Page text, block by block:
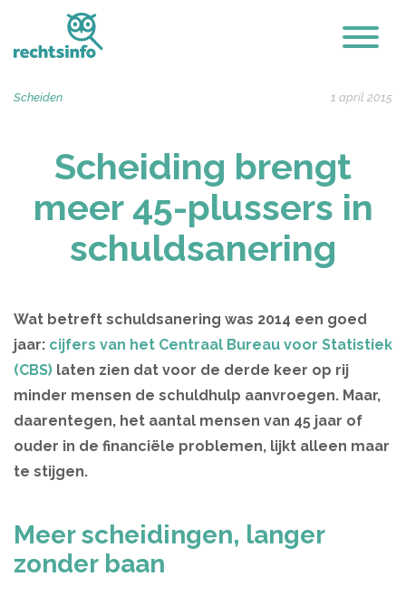
1 april 2015
Scheiden
Scheiding brengt
meer 45-plussers in
schuldsanering
Wat betreft schuldsanering was 2014 een goed
jaar: cijfers van het Centraal Bureau voor Statistiek
(CBS) laten zien dat voor de derde keer op rij
minder mensen de schuldhulp aanvroegen. Maar,
daarentegen, het aantal mensen van 45 jaar of
ouder in de financiële problemen, lijkt alleen maar
te stijgen.
Meer scheidingen, langer
zonder baan